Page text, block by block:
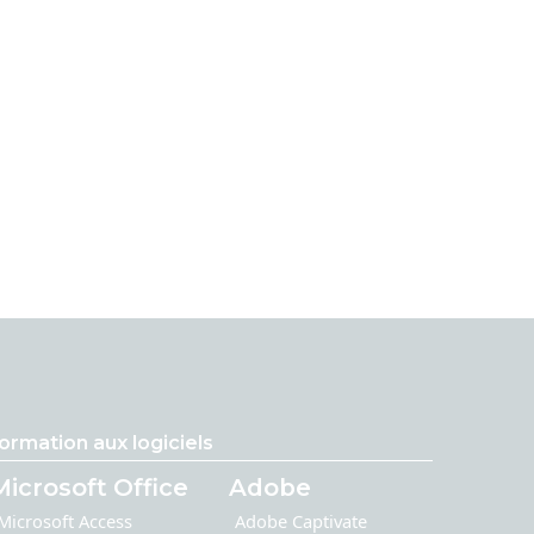
aux logiciels
Office
Access
Adobe
Adobe Captivate